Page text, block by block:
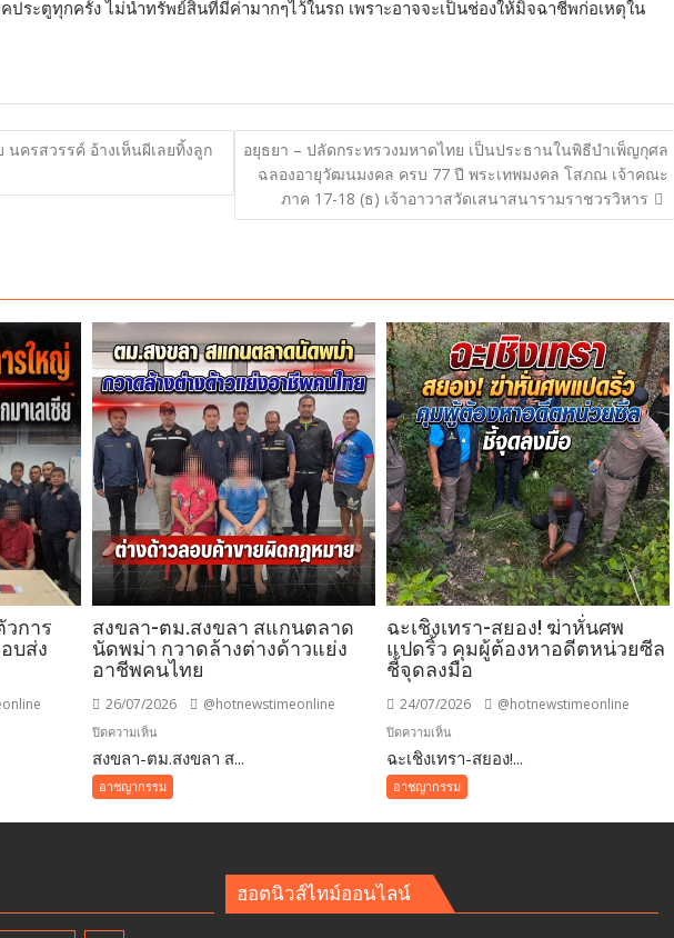
ประตูทุกครั้ง ไม่นำทรัพย์สินที่มีค่ามากๆไว้ในรถ เพราะอาจจะเป็นช่องให้มิจฉาชีพก่อเหตุใน
ครสวรรค์ อ้างเห็นผีเลยทิ้งลูก
อยุธยา – ปลัดกระทรวงมหาดไทย เป็นประธานในพิธีบำเพ็ญกุศล
ฉลองอายุวัฒนมงคล ครบ 77 ปี พระเทพมงคล โสภณ เจ้าคณะ
ภาค 17-18 (ธ) เจ้าอาวาสวัดเสนาสนารามราชวรวิหาร
การ
บส่ง
สงขลา-ตม.สงขลา สแกนตลาด
นัดพม่า กวาดล้างต่างด้าวแย่ง
อาชีพคนไทย
26/07/2026 @hotnewstimeonline
ปิดความเห็น
สงขลา-
ตม.สงขลา
สแกน
สงขลา-ตม.สงขลา ส...
อาชญากรรม
ฉะเชิงเทรา-สยอง! ฆ่าหั่นศพ
แปดริ้ว คุมผู้ต้องหาอดีตหน่วยซีล
ชี้จุดลงมือ
24/07/2026 @hotnewstimeonline
ปิดความเห็น
ฉะเชิงเทรา-
สยอง!
ฆ่า
คุม
ฉะเชิงเทรา-สยอง!...
อาชญากรรม
ฮอตนิวส์ไทม์ออนไลน์